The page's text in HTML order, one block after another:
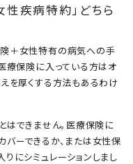
性疾病特約」どちら
＋女性特有の病気への手
療保険に入っている方はオ
を厚くする方法もあるわけ
はできません。医療保険に
ーできるか、または女性保
にシミュレーションしまし